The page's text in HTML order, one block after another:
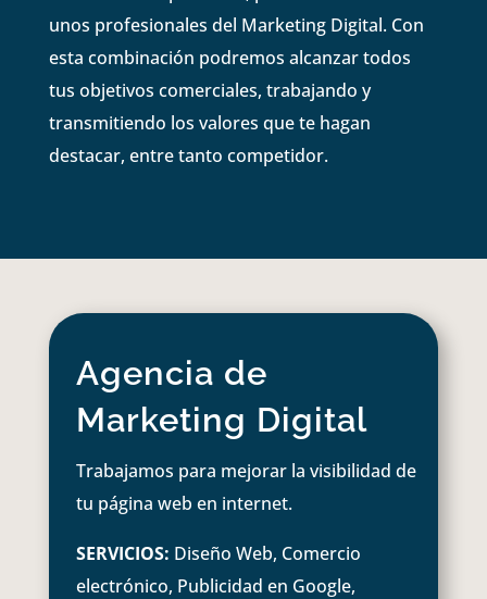
unos profesionales del Marketing Digital. Con
esta combinación podremos alcanzar todos
tus objetivos comerciales, trabajando y
transmitiendo los valores que te hagan
destacar, entre tanto competidor.
Agencia de
Marketing Digital
Trabajamos para mejorar la visibilidad de
tu página web en internet.
SERVICIOS: Diseño Web, Comercio
electrónico, Publicidad en Google,